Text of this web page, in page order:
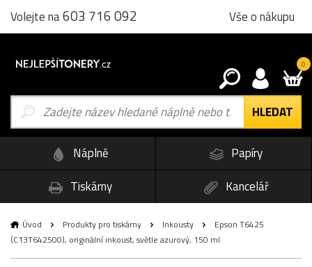
Volejte na603 716 092 Vše o nákupu
0
Náplně
Papíry
Tiskárny
Kancelář
Úvod Produkty pro tiskárny Inkousty
Epson T6425
(C13T642500), originální inkoust, světle azurový, 150 ml